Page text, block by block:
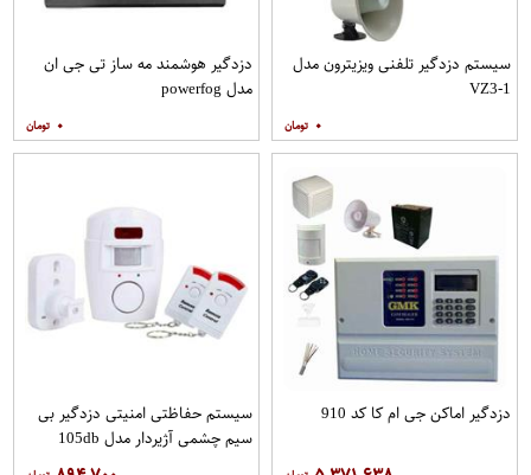
سیستم دزدگیر تلفنی ویزیترون مدل
VZ3-1
۰
دزدگیر هوشمند مه ساز تی جی ان
مدل powerfog
۰
دزدگیر اماکن جی ام کا کد 910
سیستم حفاظتی امنیتی دزدگیر بی
سیم چشمی آژیردار مدل 105db